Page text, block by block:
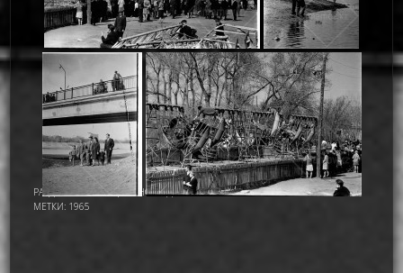
РАЗДЕЛ:АСТАНА - ЦЕЛИНОГРАД,ИМАМОВ НУРМУХАМАТ ИМАМОВИЧ
МЕТКИ: 1965